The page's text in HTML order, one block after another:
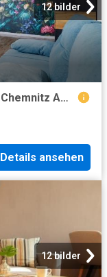
12 bilder
Gorgeous loft located in Chemnitz, Chemnitz Amsterdam Apartments for Rent
Details ansehen
12 bilder